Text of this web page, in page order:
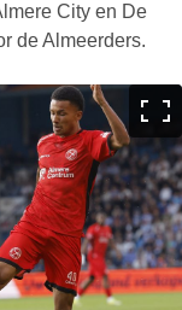
City en De
de Almeerders.